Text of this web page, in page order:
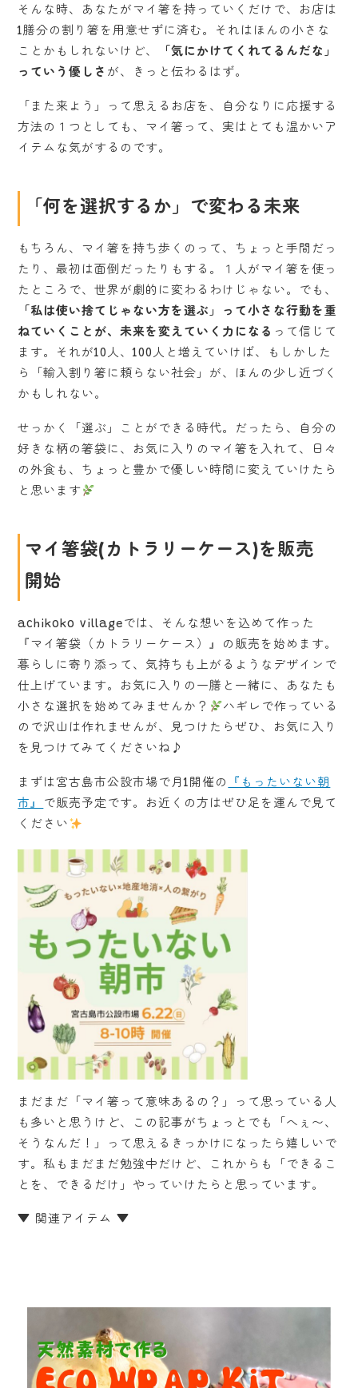
そんな時、あなたがマイ箸を持っていくだけで、お店は
1膳分の割り箸を用意せずに済む。それはほんの小さな
ことかもしれないけど、
「気にかけてくれてるんだな」
っていう優しさ が、きっと伝わるはず。
「また来よう」って思えるお店を、自分なりに応援する
方法の１つとしても、マイ箸って、実はとても温かいア
イテムな気がするのです。
「何を選択するか」で変わる未来
もちろん、マイ箸を持ち歩くのって、ちょっと手間だっ
たり、最初は面倒だったりもする。１人がマイ箸を使っ
たところで、世界が劇的に変わるわけじゃない。でも、
「私は使い捨てじゃない方を選ぶ」って小さな行動を重
ねていくことが、未来を変えていく力になる って信じて
ます。それが10人、100人と増えていけば、もしかした
ら「輸入割り箸に頼らない社会」が、ほんの少し近づく
かもしれない。
せっかく「選ぶ」ことができる時代。だったら、自分の
好きな柄の箸袋に、お気に入りのマイ箸を入れて、日々
の外食も、ちょっと豊かで優しい時間に変えていけたら
と思います
マイ箸袋(カトラリーケース)を販売
開始
achikoko villageでは、そんな想いを込めて作った
『マイ箸袋（カトラリーケース）』の販売を始めます。
暮らしに寄り添って、気持ちも上がるようなデザインで
仕上げています。お気に入りの一膳と一緒に、あなたも
小さな選択を始めてみませんか？
ハギレで作っている
ので沢山は作れませんが、見つけたらぜひ、お気に入り
を見つけてみてくださいね♪
まずは宮古島市公設市場で月1開催の
『もったいない朝
市』
で販売予定です。お近くの方はぜひ足を運んで見て
ください
まだまだ「マイ箸って意味あるの？」って思っている人
も多いと思うけど、この記事がちょっとでも「へぇ〜、
そうなんだ！」って思えるきっかけになったら嬉しいで
す。私もまだまだ勉強中だけど、これからも「できるこ
とを、できるだけ」やっていけたらと思っています。
▼ 関連アイテム ▼